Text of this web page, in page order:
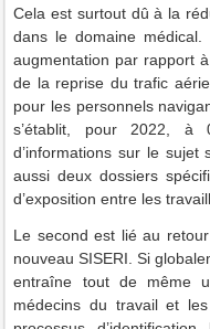
Cela est surtout dû à la
dans le domaine
augmentation par rapport
de la reprise du trafic
pour les personnels
s’établit, pour 2022, à
d’informations sur le sujet
aussi deux dossiers
d’exposition entre les
Le second est lié au
nouveau SISERI. Si
entraîne tout de même
médecins du travail et